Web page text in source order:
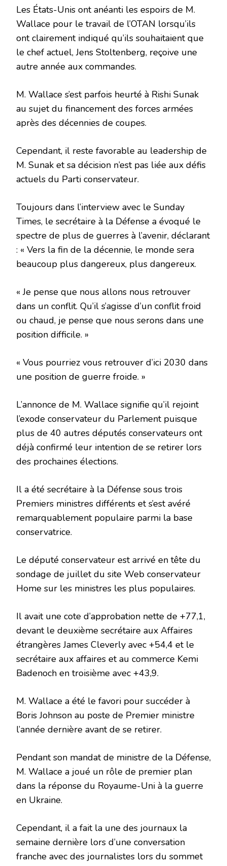
Les États-Unis ont anéanti les espoirs de M.
Wallace pour le travail de l’OTAN lorsqu’ils
ont clairement indiqué qu’ils souhaitaient que
le chef actuel, Jens Stoltenberg, reçoive une
autre année aux commandes.
M. Wallace s’est parfois heurté à Rishi Sunak
au sujet du financement des forces armées
après des décennies de coupes.
Cependant, il reste favorable au leadership de
M. Sunak et sa décision n’est pas liée aux défis
actuels du Parti conservateur.
Toujours dans l’interview avec le Sunday
Times, le secrétaire à la Défense a évoqué le
spectre de plus de guerres à l’avenir, déclarant
: « Vers la fin de la décennie, le monde sera
beaucoup plus dangereux, plus dangereux.
« Je pense que nous allons nous retrouver
dans un conflit. Qu’il s’agisse d’un conflit froid
ou chaud, je pense que nous serons dans une
position difficile. »
« Vous pourriez vous retrouver d’ici 2030 dans
une position de guerre froide. »
L’annonce de M. Wallace signifie qu’il rejoint
l’exode conservateur du Parlement puisque
plus de 40 autres députés conservateurs ont
déjà confirmé leur intention de se retirer lors
des prochaines élections.
Il a été secrétaire à la Défense sous trois
Premiers ministres différents et s’est avéré
remarquablement populaire parmi la base
conservatrice.
Le député conservateur est arrivé en tête du
sondage de juillet du site Web conservateur
Home sur les ministres les plus populaires.
Il avait une cote d’approbation nette de +77,1,
devant le deuxième secrétaire aux Affaires
étrangères James Cleverly avec +54,4 et le
secrétaire aux affaires et au commerce Kemi
Badenoch en troisième avec +43,9.
M. Wallace a été le favori pour succéder à
Boris Johnson au poste de Premier ministre
l’année dernière avant de se retirer.
Pendant son mandat de ministre de la Défense,
M. Wallace a joué un rôle de premier plan
dans la réponse du Royaume-Uni à la guerre
en Ukraine.
Cependant, il a fait la une des journaux la
semaine dernière lors d’une conversation
franche avec des journalistes lors du sommet